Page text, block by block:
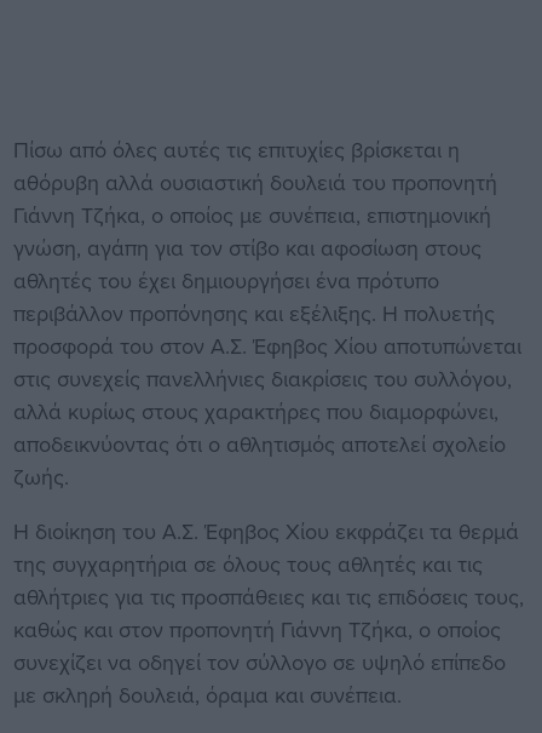
Πίσω από όλες αυτές τις επιτυχίες βρίσκεται η
αθόρυβη αλλά ουσιαστική δουλειά του προπονητή
Γιάννη Τζήκα, ο οποίος με συνέπεια, επιστημονική
γνώση, αγάπη για τον στίβο και αφοσίωση στους
αθλητές του έχει δημιουργήσει ένα πρότυπο
περιβάλλον προπόνησης και εξέλιξης. Η πολυετής
προσφορά του στον Α.Σ. Έφηβος Χίου αποτυπώνεται
στις συνεχείς πανελλήνιες διακρίσεις του συλλόγου,
αλλά κυρίως στους χαρακτήρες που διαμορφώνει,
αποδεικνύοντας ότι ο αθλητισμός αποτελεί σχολείο
ζωής.
Η διοίκηση του Α.Σ. Έφηβος Χίου εκφράζει τα θερμά
της συγχαρητήρια σε όλους τους αθλητές και τις
αθλήτριες για τις προσπάθειες και τις επιδόσεις τους,
καθώς και στον προπονητή Γιάννη Τζήκα, ο οποίος
συνεχίζει να οδηγεί τον σύλλογο σε υψηλό επίπεδο
με σκληρή δουλειά, όραμα και συνέπεια.